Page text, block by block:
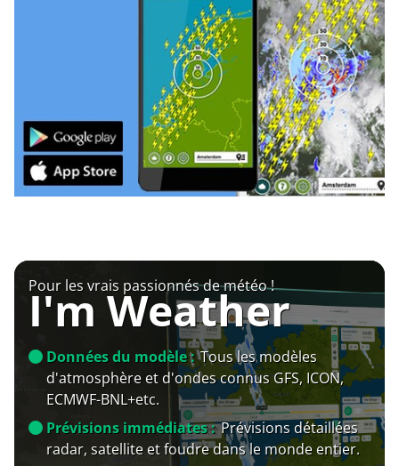
Pour les vrais passionnés de météo !
I'm Weather
Données du modèle : Tous les modèles
d'atmosphère et d'ondes connus GFS, ICON,
ECMWF-BNL+etc.
Prévisions immédiates : Prévisions détaillées
radar, satellite et foudre dans le monde entier.